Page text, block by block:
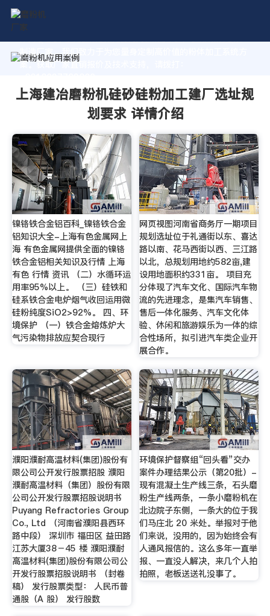
作为专业的 上海建冶磨粉机硅砂硅粉加工建厂选址规划要求
制造厂家，我们致力于为您量身定制高价值的粉体加工系统方
案。获取厂家直销报价及技术支持，请拨打：
上海建冶磨粉机硅砂硅粉加工建厂选址规
划要求 详情介绍
镍铬铁合金铝百科_镍铬铁合金
铝知识大全-上海有色金属网上
海 有色金属网提供全面的镍铬
铁合金铝相关知识及行情 上海
有色 行情 资讯 （二）水循环运
用率95%以上。 （三）硅铁和
硅系铁合金电炉烟气收回运用微
硅粉纯度SiO2>92%。 四、环
境保护 （一）铁合金熔炼炉大
气污染物排放应契合现行
网页视图河南省商务厅一期项目
规划选址位于礼通街以东、喜达
路以南、花马西街以西、三江路
以北，总规划用地约582亩,建
设用地面积约331亩。 项目充
分体现了汽车文化、国际汽车物
流的先进理念，是集汽车销售、
售后一体化服务、汽车文化体
验、休闲和旅游娱乐为一体的综
合性场所，拟引进汽车类企业开
展合作。
濮阳濮耐高温材料(集团)股份有
限公司公开发行股票招股 濮阳
濮耐高温材料（集团）股份有限
公司公开发行股票招股说明书
Puyang Refractories Group
Co., Ltd （河南省濮阳县西环
路中段） 深圳市 福田区 益田路
江苏大厦38－45 楼 濮阳濮耐
高温材料(集团)股份有限公司公
开发行股票招股说明书 （封卷
稿） 发行股票类型： 人民币普
通股（A 股） 发行股数
环境保护督察组“回头看”交办
案件办理结果公示（第20批）-
现有混凝土生产线三条，石头磨
粉生产线两条，一条小磨粉机在
北边院子东侧，一条大的位于我
们马庄北 20 米处。举报对于他
们来说，没用的，因为始终会有
人通风报信的。这么多年一直举
报、一直没人解决，来几个人拍
拍照，老板送送礼没事了。